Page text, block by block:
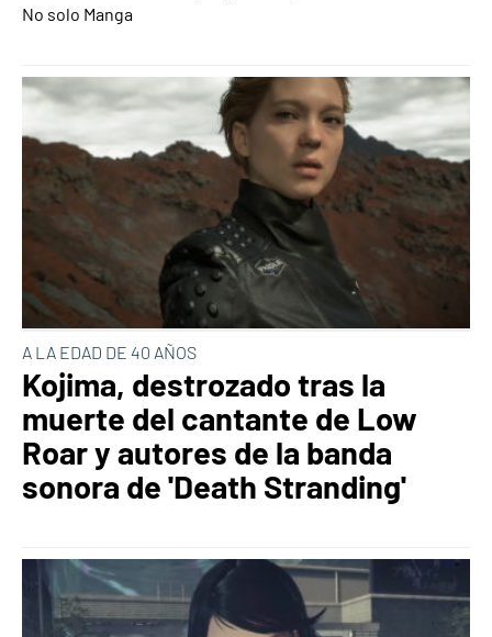
No solo Manga
A LA EDAD DE 40 AÑOS
Kojima, destrozado tras la
muerte del cantante de Low
Roar y autores de la banda
sonora de 'Death Stranding'